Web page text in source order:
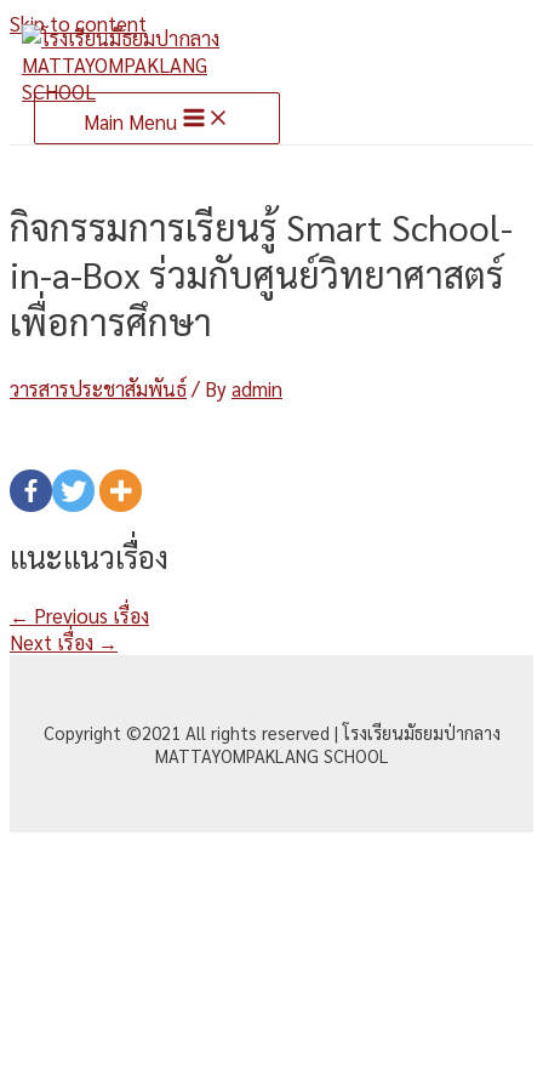
Skip to content
Main Menu
กิจกรรมการเรียนรู้ Smart School-
in-a-Box ร่วมกับศูนย์วิทยาศาสตร์
เพื่อการศึกษา
วารสารประชาสัมพันธ์/ Byadmin
แนะแนวเรื่อง
← Previous เรื่อง
Next เรื่อง →
Copyright ©2021 All rights reserved | โรงเรียนมัธยมป่ากลาง
MATTAYOMPAKLANG SCHOOL